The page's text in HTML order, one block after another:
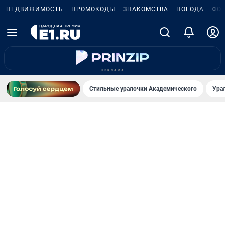
НЕДВИЖИМОСТЬ ПРОМОКОДЫ ЗНАКОМСТВА ПОГОДА
Стильные уралочки Академического